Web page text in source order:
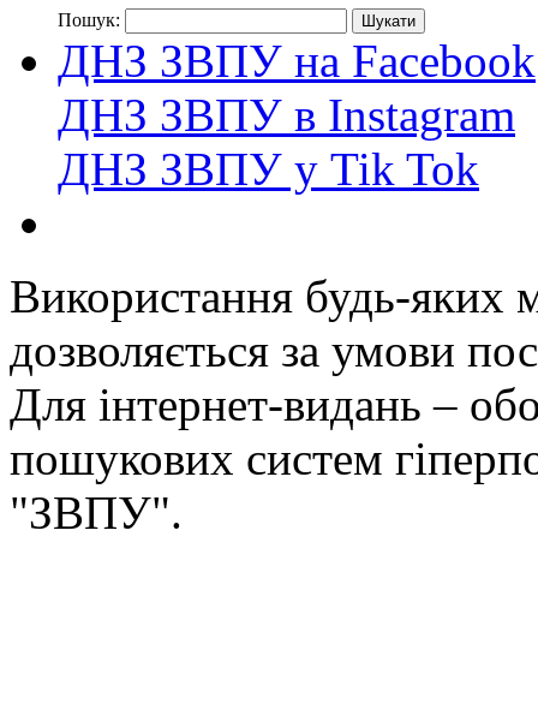
Пошук:
ДНЗ ЗВПУ на Facebook
ДНЗ ЗВПУ в Instagram
ДНЗ ЗВПУ у Tik Tok
Використання будь-яких
дозволяється за умови
Для інтернет-видань –
пошукових систем
"ЗВПУ".